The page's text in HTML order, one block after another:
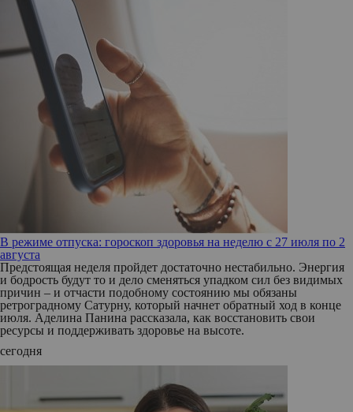
В режиме отпуска: гороскоп здоровья на неделю с 27 июля по 2
августа
Предстоящая неделя пройдет достаточно нестабильно. Энергия
и бодрость будут то и дело сменяться упадком сил без видимых
причин – и отчасти подобному состоянию мы обязаны
ретроградному Сатурну, который начнет обратный ход в конце
июля. Аделина Панина рассказала, как восстановить свои
ресурсы и поддерживать здоровье на высоте.
сегодня